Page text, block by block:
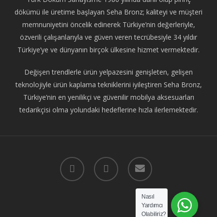
dökümü ile üretime başlayan Seha Bronz; kaliteyi ve müşteri
memnuniyetini öncelik edinerek Türkiye’nin değerleriyle,
özverili çalışanlarıyla ve güven veren tecrübesiyle 34 yıldır
Türkiye’ye ve dünyanın birçok ülkesine hizmet vermektedir.
Değişen trendlerle ürün yelpazesini genişleten, gelişen
teknolojiyle ürün kaplama tekniklerini iyileştiren Seha Bronz,
Türkiye’nin en yenilikçi ve güvenilir mobilya aksesuarları
tedarikçisi olma yolundaki hedeflerine hızla ilerlemektedir.
facebook instagram email
Nasıl
Yardımcı
Olabiliriz?